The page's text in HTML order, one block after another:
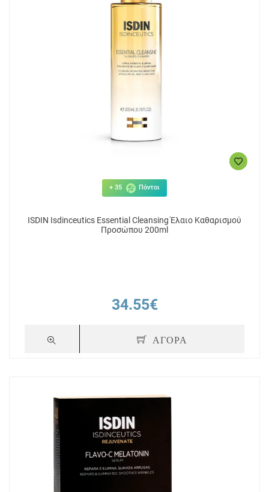
+ 35 Πόντοι
ISDIN Isdinceutics Essential Cleansing Έλαιο Καθαρισμού
Προσώπου 200ml
34.55€
ΑΓΟΡΑ